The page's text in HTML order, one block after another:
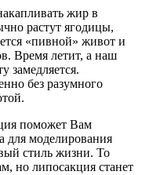
жир в
растут ягодицы,
«пивной» живот и
Время летит, а наш
замедляется.
без разумного
поможет Вам
для моделирования
стиль жизни. То
но липосакция станет